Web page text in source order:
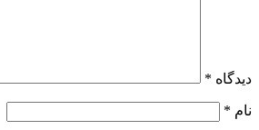
دیدگاه *
نام *